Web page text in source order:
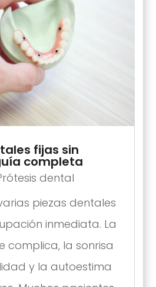
fijas sin
completa
dental
piezas dentales
inmediata. La
complica, la sonrisa
y la autoestima